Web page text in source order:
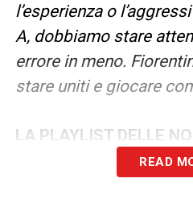
l’esperienza o
A, dobbiamo stare
errore in meno.
stare uniti e giocare
LA PLAYLIST DELLE
READ